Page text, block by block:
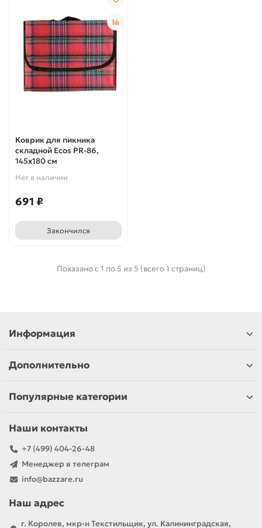
Коврик для пикника
складной Ecos PR-86,
145x180 см
Нет в наличии
691 ₽
Закончился
Показано с 1 по 5 из 5 (всего 1 страниц)
Информация
Дополнительно
Популярные категории
Наши контакты
+7 (499) 404-26-48
Менеджер в телеграм
info@bazzare.ru
Наш адрес
г. Королев, мкр-н Текстильщик, ул. Калининградская,